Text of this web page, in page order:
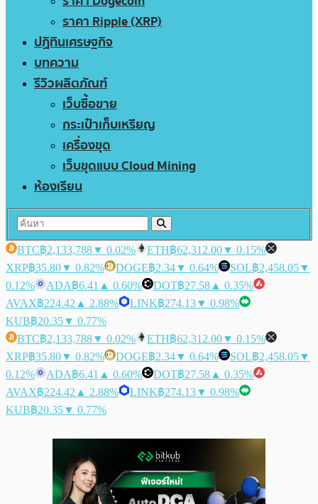
ราคา Ripple (XRP)
ปฏิทินเศรษฐกิจ
บทความ
รีวิวผลิตภัณฑ์
เว็บซื้อขาย
กระเป๋าเก็บเหรียญ
เครื่องขุด
เว็บขุดแบบ Cloud Mining
ห้องเรียน
BTC฿2,133,788▼ 0.02% ETH฿62,312.00▼ 0.15%
XRP฿35.80▼ 0.82% DOGE฿2.34▼ 0.64% SOL฿2,458.05▼
0.12%
ADA฿6.41 ▲ 0.60% DOT฿27.58 ▲ 0.35%
AVAX฿224.42 ▲ 2.88% LINK฿274.13▼ 0.98%
KUB฿20.35▼ 0.77%
BTC฿2,133,788▼ 0.02% ETH฿62,312.00▼ 0.15%
XRP฿35.80▼ 0.82% DOGE฿2.34▼ 0.64% SOL฿2,458.05▼
0.12%
ADA฿6.41 ▲ 0.60% DOT฿27.58 ▲ 0.35%
AVAX฿224.42 ▲ 2.88% LINK฿274.13▼ 0.98%
KUB฿20.35▼ 0.77%